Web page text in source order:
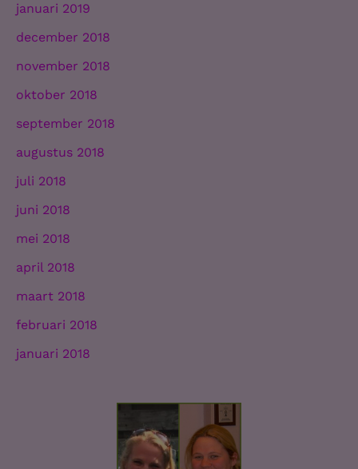
januari 2019
december 2018
november 2018
oktober 2018
september 2018
augustus 2018
juli 2018
juni 2018
mei 2018
april 2018
maart 2018
februari 2018
januari 2018